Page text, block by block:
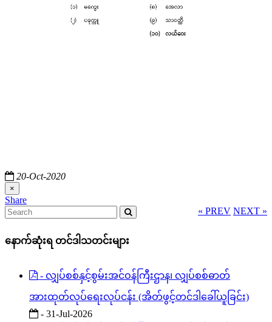
20-Oct-2020
×
နောက်ဆုံးရ တင်ဒါသတင်းများ
- လျှပ်စစ်နှင့်စွမ်းအင်ဝန်ကြီးဌာန၊ လျှပ်စစ်ဓာတ်
အားထုတ်လုပ်ရေးလုပ်ငန်း (အိတ်ဖွင့်တင်ဒါခေါ်ယူခြင်း)
- 31-Jul-2026